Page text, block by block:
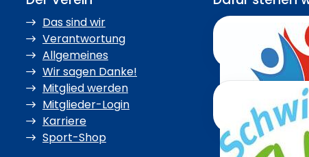
Das sind wir
Verantwortung
Allgemeines
Wir sagen Danke!
Mitglied werden
Mitglieder-Login
Karriere
Sport-Shop